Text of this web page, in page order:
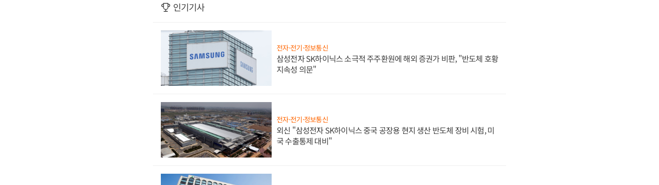
인기기사
전자·전기·정보통신
삼성전자 SK하이닉스 소극적 주주환원에 해외 증권가 비판, "반도체 호황
지속성 의문"
전자·전기·정보통신
외신 "삼성전자 SK하이닉스 중국 공장용 현지 생산 반도체 장비 시험, 미
국 수출통제 대비"